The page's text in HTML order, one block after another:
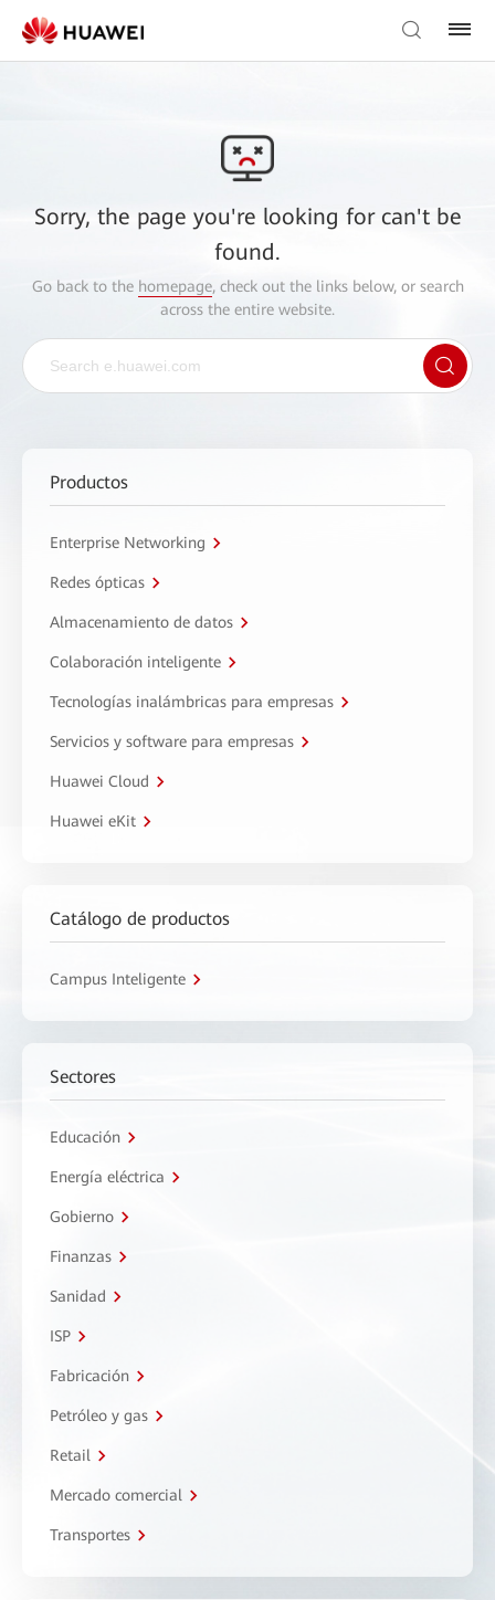
Sorry, the page you're looking for can't be
found.
Go back to the homepage, check out the links below, or search
across the entire website.
Productos
Enterprise Networking
Redes ópticas
Almacenamiento de datos
Colaboración inteligente
Tecnologías inalámbricas para empresas
Servicios y software para empresas
Huawei Cloud
Huawei eKit
Catálogo de productos
Campus Inteligente
Sectores
Educación
Energía eléctrica
Gobierno
Finanzas
Sanidad
ISP
Fabricación
Petróleo y gas
Retail
Mercado comercial
Transportes